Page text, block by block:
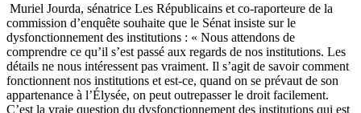
Muriel Jourda, sénatrice Les Républicains et co-raporteure de la
commission d’enquête souhaite que le Sénat insiste sur le
dysfonctionnement des institutions : « Nous attendons de
comprendre ce qu’il s’est passé aux regards de nos institutions. Les
détails ne nous intéressent pas vraiment. Il s’agit de savoir comment
fonctionnent nos institutions et est-ce, quand on se prévaut de son
appartenance à l’Élysée, on peut outrepasser le droit facilement.
C’est la vraie question du dysfonctionnement des institutions qui est